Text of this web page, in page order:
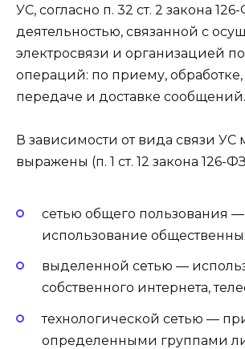
УС, согласно п. 32 ст. 2 закона
деятельностью, связанной с
электросвязи и организацией
операций: по приему,
передаче и доставке сообщений.
В зависимости от вида связи УС
выражены (п. 1 ст. 12 закона 126-
сетью общего пользования —
использование
выделенной сетью —
собственного интернета,
технологической сетью —
определенными группами